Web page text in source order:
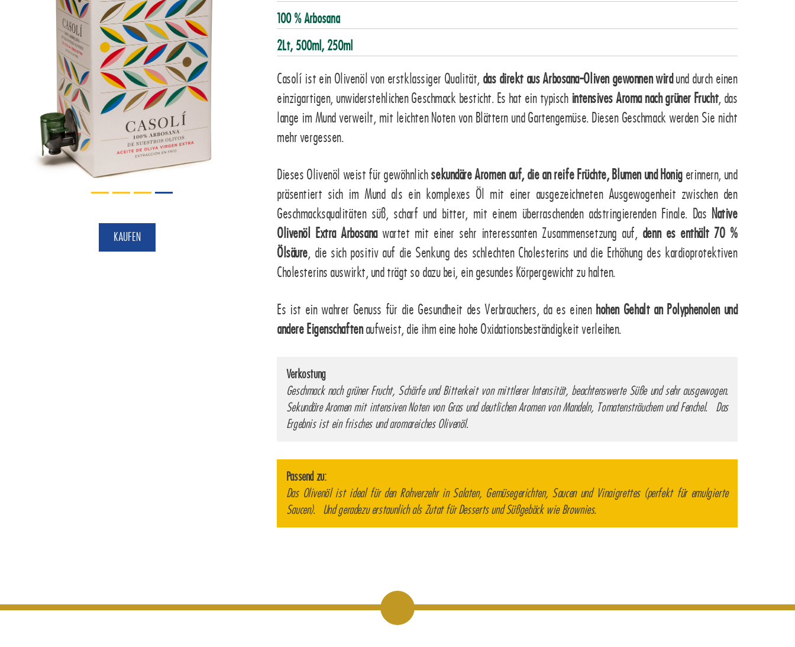
Previous
KAUFEN
100 % Arbosana
2Lt, 500ml, 250ml
Casolí ist ein Olivenöl von erstklassiger Qualität, das direkt aus Arbosana-Oliven gewonnen wird und durch einen
einzigartigen, unwiderstehlichen Geschmack besticht. Es hat ein typisch intensives Aroma nach grüner Frucht, das
lange im Mund verweilt, mit leichten Noten von Blättern und Gartengemüse. Diesen Geschmack werden Sie nicht
mehr vergessen.
Dieses Olivenöl weist für gewöhnlichsekundäre Aromen auf, die an reife Früchte, Blumen und Honig erinnern, und
präsentiert sich im Mund als ein komplexes Öl mit einer ausgezeichneten Ausgewogenheit zwischen den
Geschmacksqualitäten süß, scharf und bitter, mit einem überraschenden adstringierenden Finale. Das Native
Olivenöl Extra Arbosanawartet mit einer sehr interessanten Zusammensetzung auf, denn es enthält 70 %
Ölsäure, die sich positiv auf die Senkung des schlechten Cholesterins und die Erhöhung des kardioprotektiven
Cholesterins auswirkt, und trägt so dazu bei, ein gesundes Körpergewicht zu halten.
Es ist ein wahrer Genuss für die Gesundheit des Verbrauchers, da es einen hohen Gehalt an Polyphenolen und
andere Eigenschaftenaufweist, die ihm eine hohe Oxidationsbeständigkeit verleihen.
Verkostung
Geschmack nach grüner Frucht, Schärfe und Bitterkeit von mittlerer Intensität, beachtenswerte Süße und sehr ausgewogen.
Sekundäre Aromen mit intensiven Noten von Gras und deutlichen Aromen von Mandeln, Tomatensträuchern und Fenchel. Das
Ergebnis ist ein frisches und aromareiches Olivenöl.
Passend zu:
Das Olivenöl ist ideal für den Rohverzehr in Salaten, Gemüsegerichten, Saucen und Vinaigrettes (perfekt für emulgierte
Saucen). Und geradezu erstaunlich als Zutat für Desserts und Süßgebäck wie Brownies.